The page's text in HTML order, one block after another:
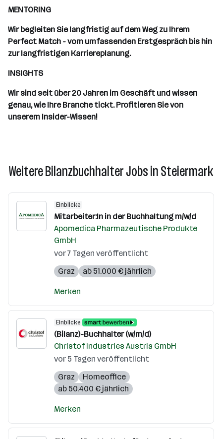
MENTORING
Wir begleiten Sie langfristig auf dem Weg zu Ihrem
Perfect Match - vom umfassenden Erstgespräch bis hin
zur langfristigen Karriereplanung.
INSIGHTS
Wir sind seit über 20 Jahren im Geschäft und wissen
genau, wie Ihre Branche tickt. Profitieren Sie von
unserem Insider-Wissen!
Weitere Bilanzbuchhalter Jobs in Steiermark
Einblicke
Mitarbeiter:In in der Buchhaltung m/w/d
Apomedica Pharmazeutische Produkte
GmbH
vor 7 Tagen veröffentlicht
Graz
ab 51.000 € jährlich
Merken
Einblicke
(Bilanz)-Buchhalter (w/m/d)
Christof Industries Austria GmbH
vor 5 Tagen veröffentlicht
Graz
Homeoffice
ab 50.400 € jährlich
Merken